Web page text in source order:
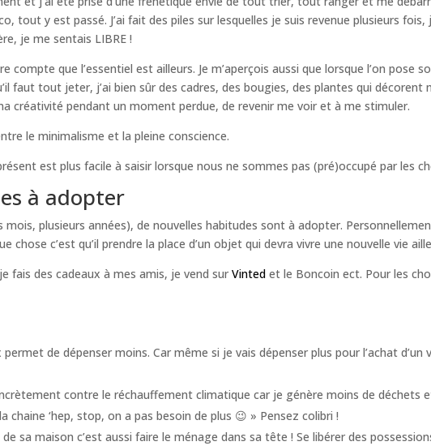
tout y est passé. J’ai fait des piles sur lesquelles je suis revenue plusieurs
je me sentais LIBRE !
compte que l’essentiel est ailleurs. Je m’aperçois aussi que lorsque l’on pose
faut tout jeter, j’ai bien sûr des cadres, des bougies, des plantes qui
créativité pendant un moment perdue, de revenir me voir et à me stimuler.
le minimalisme et la pleine conscience.
est plus facile à saisir lorsque nous ne sommes pas (pré)occupé par les
à adopter
plusieurs années), de nouvelles habitudes sont à adopter.
chose c’est qu’il prendre la place d’un objet qui devra vivre une nouvelle vie
fais des cadeaux à mes amis, je vend surVintedet le Boncoin ect. Pour les
de dépenser moins. Car même si je vais dépenser plus pour l’achat
contre le réchauffement climatique car je génère moins de déchets
‘hep, stop, on a pas besoin de plus 😉 » Pensez colibri !
sa maison c’est aussi faire le ménage dans sa tête ! Se libérer des